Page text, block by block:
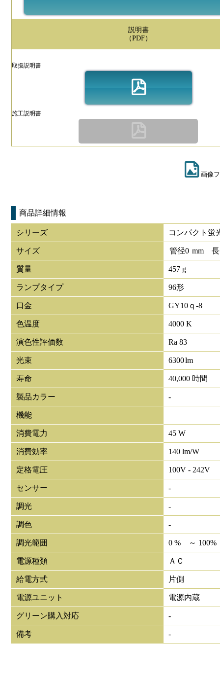
説明書
（PDF）
取扱説明書
施工説明書
画像
商品詳細情報
シリーズ コンパクト蛍
サイズ 管径0 mm
質量 457 g
ランプタイプ 96形
口金 GY10ｑ-8
色温度 4000 K
演色性評価数 Ra 83
光束 6300lm
寿命 40,000 時間
製品カラー -
機能
消費電力 45 W
消費効率 140 lm/W
定格電圧 100V - 242V
センサー -
調光 -
調色 -
調光範囲 0 % ～ 100%
電源種類 ＡＣ
給電方式 片側
電源ユニット 電源内蔵
グリーン購入対応 -
備考 -